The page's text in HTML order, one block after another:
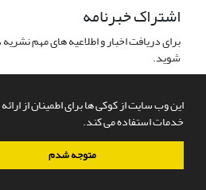
این وب سایت از کوکی ها برای اطمینان از
خدمات استفاده می کند.
متوجه شدم
اشتراک خبرنامه
برای دریافت اخبار و اطلاعیه های مهم
شوید.
سامانه مدیریت نشریات علمی.طراحی و